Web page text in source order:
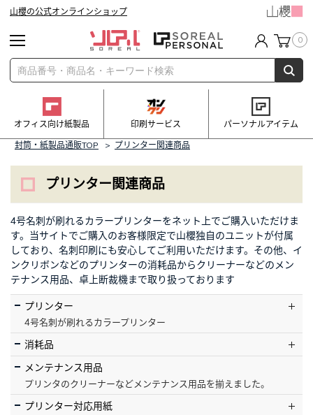
山櫻の公式オンラインショップ
0
オフィス向け紙製品 印刷サービス
パーソナルアイテム
封筒・紙製品通販TOP
> プリンター関連商品
プリンター関連商品
4号名刺が刷れるカラープリンターをネット上でご購入いただけま
す。当サイトでご購入のお客様限定で山櫻独自のユニットが付属
しており、名刺印刷にも安心してご利用いただけます。その他、イ
ンクリボンなどのプリンターの消耗品からクリーナーなどのメン
テナンス用品、卓上断裁機まで取り扱っております
プリンター
4号名刺が刷れるカラープリンター
消耗品
メンテナンス用品
プリンタのクリーナーなどメンテナンス用品を揃えました。
プリンター対応用紙